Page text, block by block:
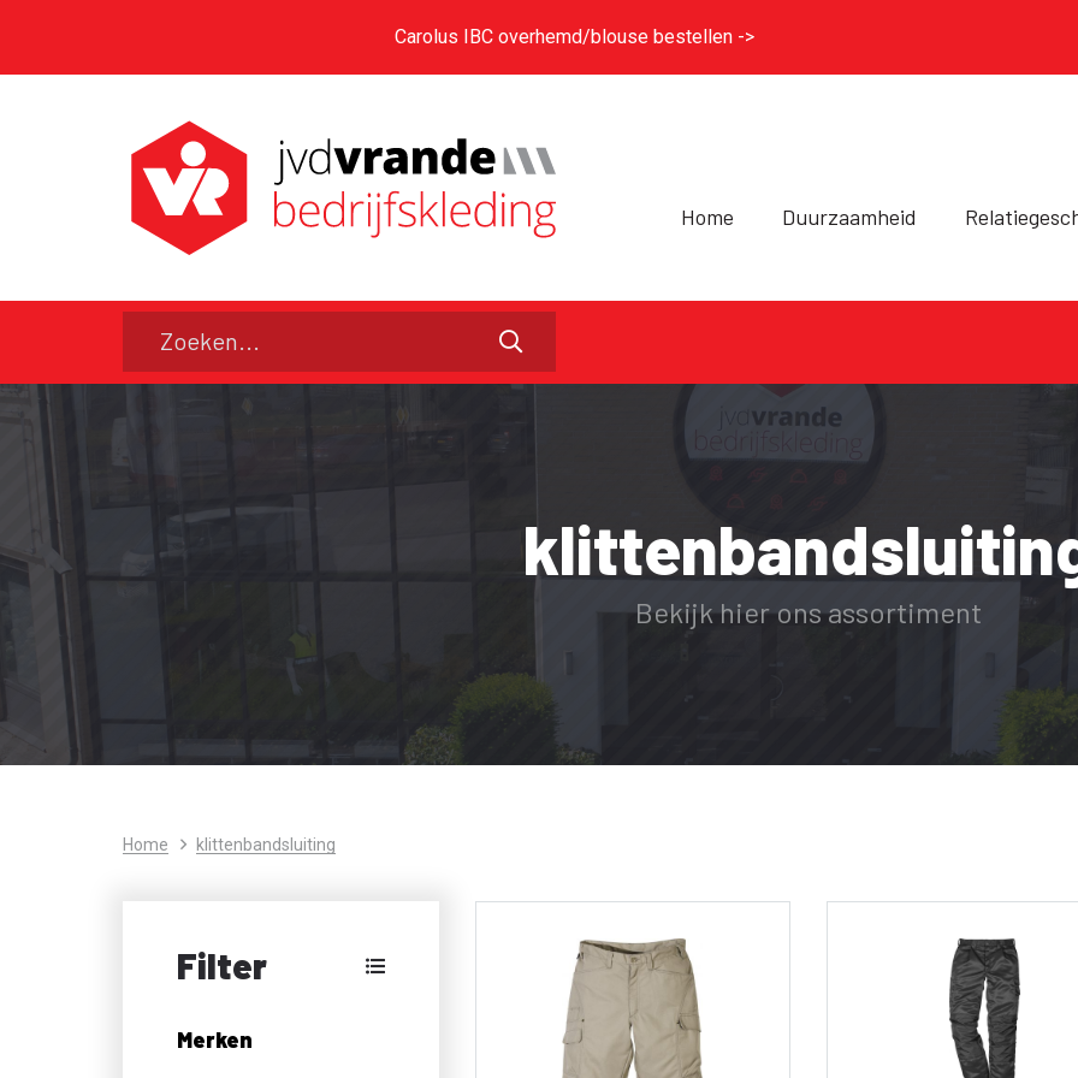
Carolus IBC overhemd/blouse bestellen ->
Home Duurzaamheid
Bekijk hier ons assortiment
Home klittenbandsluiting
Filter
Merken